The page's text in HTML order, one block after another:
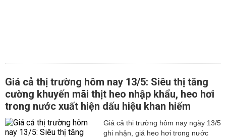
Giá cả thị trường hôm nay 13/5: Siêu thị tăng
cường khuyến mãi thịt heo nhập khẩu, heo hơi
trong nước xuất hiện dấu hiệu khan hiếm
Giá cả thị trường hôm nay ngày 13/5
ghi nhận, giá heo hơi trong nước